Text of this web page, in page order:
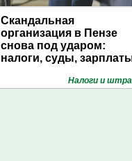
Скандальная
организация в Пензе
снова под ударом:
налоги, суды,
Налоги и